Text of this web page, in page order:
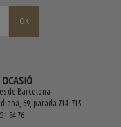
de Barcelona
69, parada 714-715
84 76